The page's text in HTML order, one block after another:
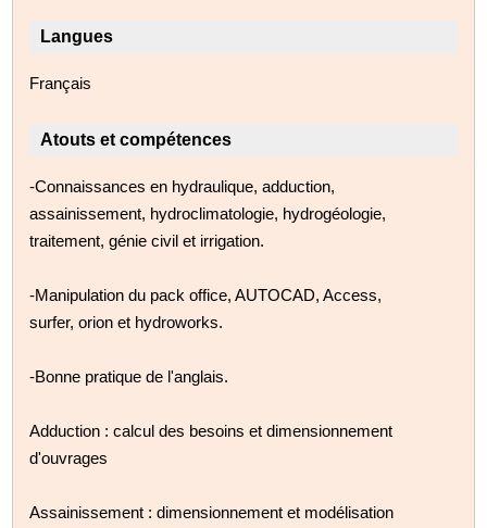
Langues
Français
Atouts et compétences
-Connaissances en hydraulique, adduction,
assainissement, hydroclimatologie, hydrogéologie,
traitement, génie civil et irrigation.
-Manipulation du pack office, AUTOCAD, Access,
surfer, orion et hydroworks.
-Bonne pratique de l'anglais.
Adduction : calcul des besoins et dimensionnement
d'ouvrages
Assainissement : dimensionnement et modélisation